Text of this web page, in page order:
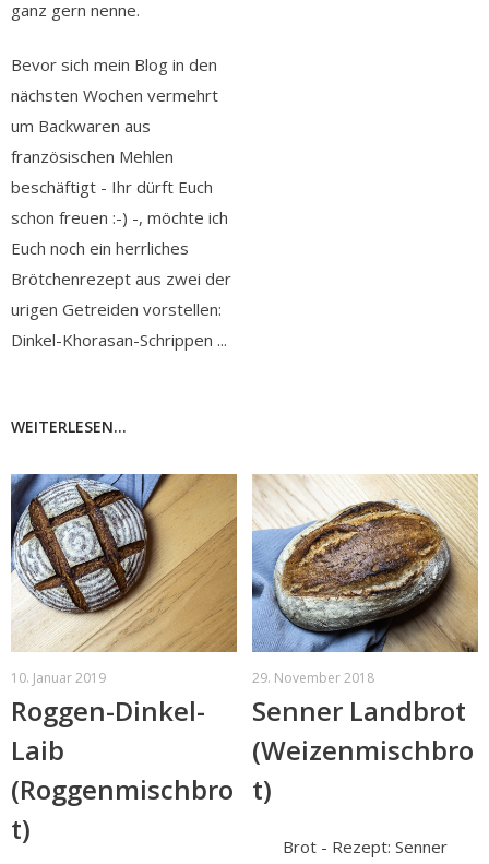
ganz gern nenne.
Bevor sich mein Blog in den
nächsten Wochen vermehrt
um Backwaren aus
französischen Mehlen
beschäftigt - Ihr dürft Euch
schon freuen :-) -, möchte ich
Euch noch ein herrliches
Brötchenrezept aus zwei der
urigen Getreiden vorstellen:
Dinkel-Khorasan-Schrippen ...
WEITERLESEN...
10. Januar 2019
Roggen-Dinkel-
Laib
(Roggenmischbro
t)
29. November 2018
Senner Landbrot
(Weizenmischbro
t)
Brot - Rezept: Senner